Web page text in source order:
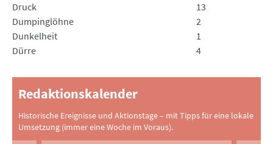
Druck
13
Dumpinglöhne
2
Dunkelheit
1
Dürre
4
Redaktionskalender
Historische Ereignisse und Aktionstage – mit Tipps für eine lokale
Umsetzung (immer eine Woche im Voraus).